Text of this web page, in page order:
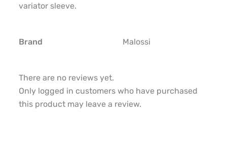
variator sleeve.
Brand Malossi
There are no reviews yet.
Only logged in customers who have purchased
this product may leave a review.